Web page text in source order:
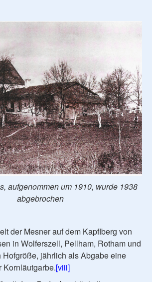
aufgenommen um 1910, wurde 1938
abgebrochen
der Mesner auf dem Kapflberg von
in Wolferszell, Pellham, Rotham und
Hofgröße, jährlich als Abgabe eine
Kornläutgarbe.[viii]